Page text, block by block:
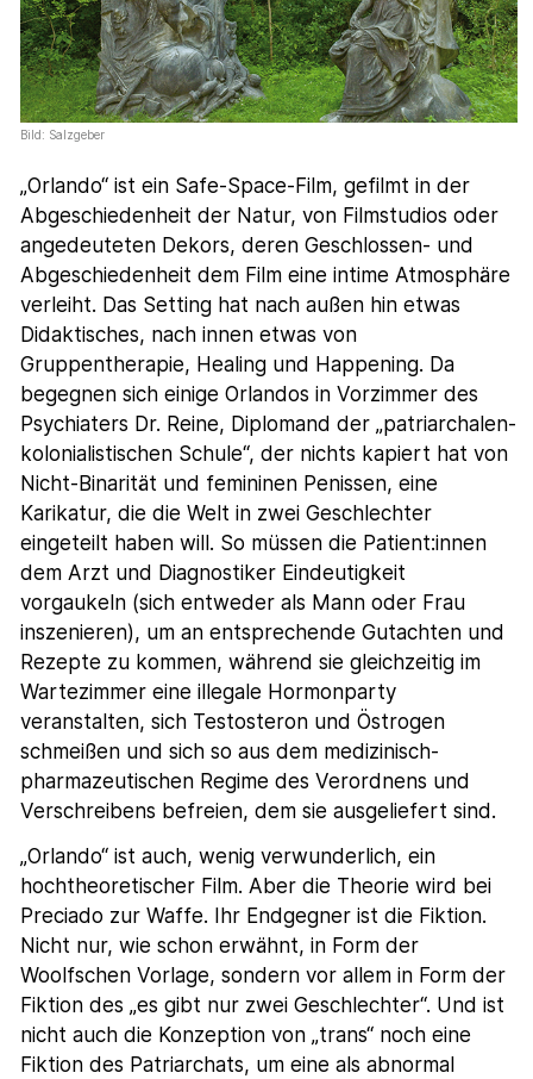
Bild: Salzgeber
„Orlando“ ist ein Safe-Space-Film, gefilmt in der
Abgeschiedenheit der Natur, von Filmstudios oder
angedeuteten Dekors, deren Geschlossen- und
Abgeschiedenheit dem Film eine intime Atmosphäre
verleiht. Das Setting hat nach außen hin etwas
Didaktisches, nach innen etwas von
Gruppentherapie, Healing und Happening. Da
begegnen sich einige Orlandos in Vorzimmer des
Psychiaters Dr. Reine, Diplomand der „patriarchalen-
kolonialistischen Schule“, der nichts kapiert hat von
Nicht-Binarität und femininen Penissen, eine
Karikatur, die die Welt in zwei Geschlechter
eingeteilt haben will. So müssen die Patient:innen
dem Arzt und Diagnostiker Eindeutigkeit
vorgaukeln (sich entweder als Mann oder Frau
inszenieren), um an entsprechende Gutachten und
Rezepte zu kommen, während sie gleichzeitig im
Wartezimmer eine illegale Hormonparty
veranstalten, sich Testosteron und Östrogen
schmeißen und sich so aus dem medizinisch-
pharmazeutischen Regime des Verordnens und
Verschreibens befreien, dem sie ausgeliefert sind.
„Orlando“ ist auch, wenig verwunderlich, ein
hochtheoretischer Film. Aber die Theorie wird bei
Preciado zur Waffe. Ihr Endgegner ist die Fiktion.
Nicht nur, wie schon erwähnt, in Form der
Woolfschen Vorlage, sondern vor allem in Form der
Fiktion des „es gibt nur zwei Geschlechter“. Und ist
nicht auch die Konzeption von „trans“ noch eine
Fiktion des Patriarchats, um eine als abnormal